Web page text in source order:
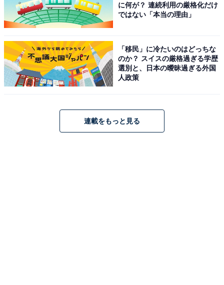
に何が？ 連続利用の厳格化だけ
ではない「本当の理由」
「移民」に冷たいのはどっちな
のか？ スイスの厳格過ぎる学歴
選別と、日本の曖昧過ぎる外国
人政策
連載をもっと見る